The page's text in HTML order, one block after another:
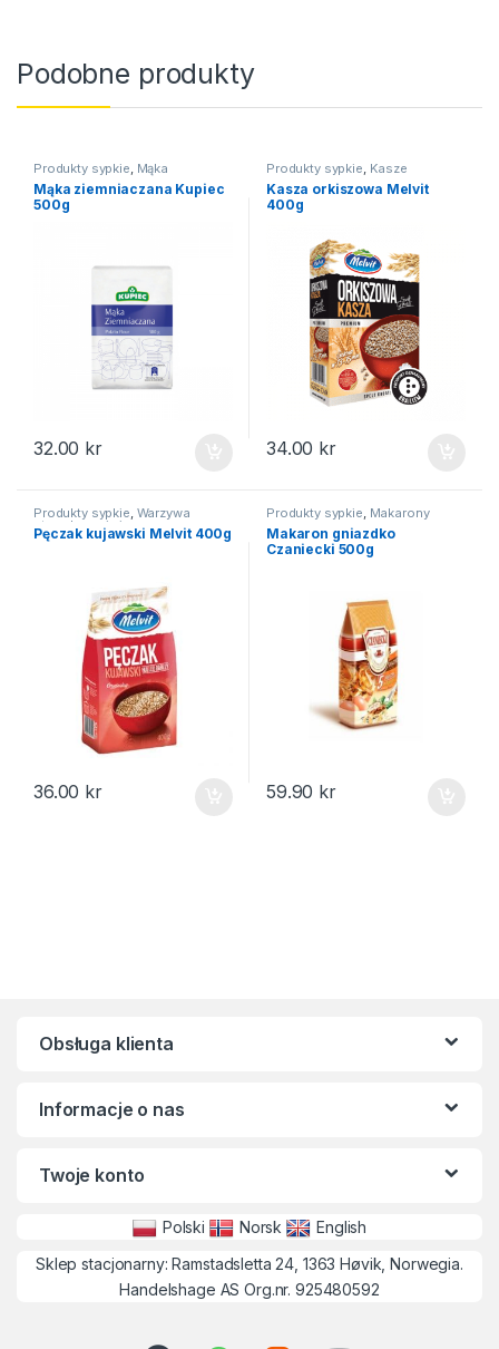
Podobne produkty
Produkty sypkie, Mąka
Mąka ziemniaczana Kupiec
500g
32.00 kr
Produkty sypkie, Kasze
Kasza orkiszowa Melvit
400g
34.00 kr
Produkty sypkie, Warzywa
strączkowe i ziarna
Pęczak kujawski Melvit 400g
36.00 kr
Produkty sypkie, Makarony
Makaron gniazdko
Czaniecki 500g
59.90 kr
Obsługa klienta
Informacje o nas
Twoje konto
Polski Norsk
English
Sklep stacjonarny: Ramstadsletta 24, 1363 Høvik, Norwegia.
Handelshage AS Org.nr. 925480592